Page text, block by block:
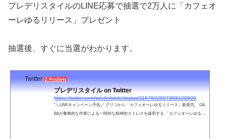
プレデリスタイルのLINE応募で抽選で2万人に「カフェオ
ーレゆるリリース」プレゼント
抽選後、すぐに当選がわかります。
Twitter 2 Pockets
プレデリスタイル on Twitter
https://twitter.com/predelistyle/status/1167602907388108800
“＼LINEキャンペーン予告／ グリコから「カフェオーレゆるリリース」新発売。 GA
BAが事務的な作業による一時的な精神的ストレスを緩和する 「カフェオーレゆるリ